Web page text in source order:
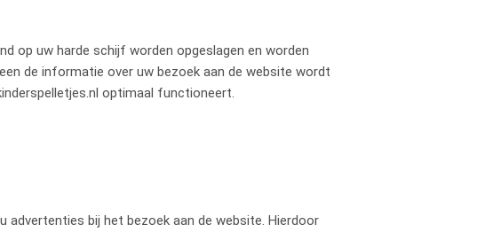
op uw harde schijf worden opgeslagen en worden
de informatie over uw bezoek aan de website wordt
optimaal functioneert.
advertenties bij het bezoek aan de website. Hierdoor